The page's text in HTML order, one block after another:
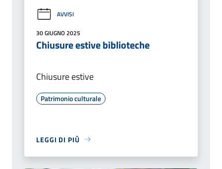
AVVISI
30 GIUGNO 2025
Chiusure estive biblioteche
Chiusure estive
Patrimonio culturale
LEGGI DI PIÙ